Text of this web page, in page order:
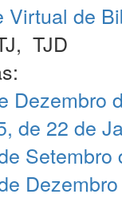
Virtual de
, TJD
Dezembro
de 22 de
Setembro